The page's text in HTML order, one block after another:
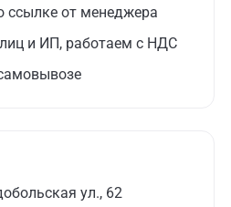
ссылке от менеджера
и ИП, работаем с НДС
ул., 62